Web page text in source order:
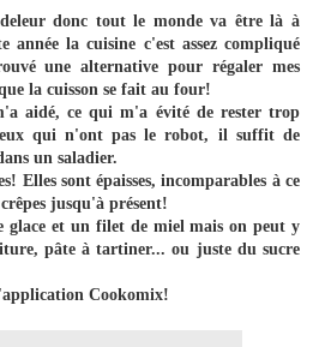
donc tout le monde va être là à
année la cuisine c'est assez compliqué
une alternative pour régaler mes
la cuisson se fait au four!
aidé, ce qui m'a évité de rester trop
qui n'ont pas le robot, il suffit de
un saladier.
Elles sont épaisses, incomparables à ce
jusqu'à présent!
glace et un filet de miel mais on peut y
pâte à tartiner... ou juste du sucre
Cookomix!